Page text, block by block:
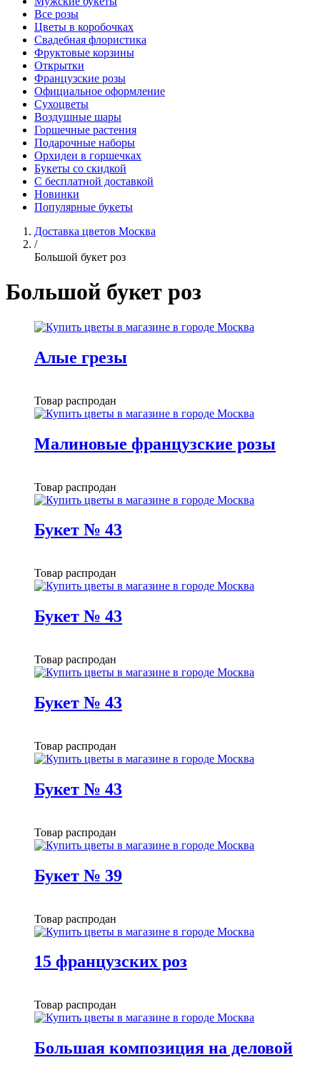
Все розы
Цветы в коробочках
Свадебная флористика
Фруктовые корзины
Открытки
Французские розы
Официальное оформление
Сухоцветы
Воздушные шары
Горшечные растения
Подарочные наборы
Орхидеи в горшечках
Букеты со скидкой
С бесплатной доставкой
Новинки
Популярные букеты
Доставка цветов Москва
/
Большой букет роз
Большой букет роз
Алые грезы
Товар распродан
Малиновые французские розы
Товар распродан
Букет № 43
Товар распродан
Букет № 43
Товар распродан
Букет № 43
Товар распродан
Букет № 43
Товар распродан
Букет № 39
Товар распродан
15 французских роз
Товар распродан
Большая композиция на деловой